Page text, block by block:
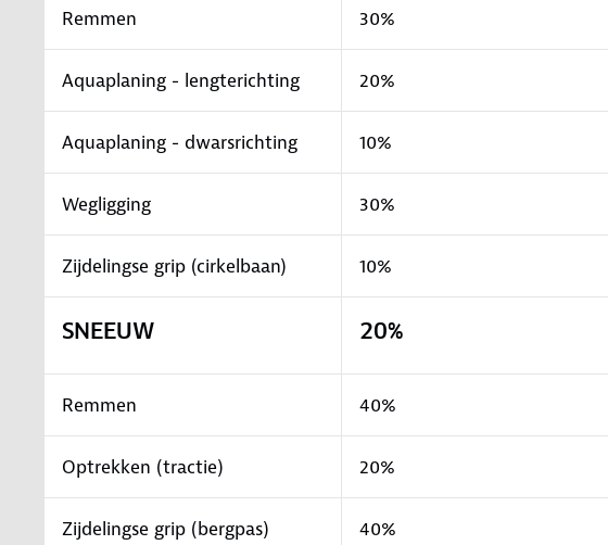
Remmen 30%
Aquaplaning - lengterichting 20%
Aquaplaning - dwarsrichting 10%
Wegligging 30%
Zijdelingse grip (cirkelbaan) 10%
SNEEUW 20%
Remmen 40%
Optrekken (tractie) 20%
Zijdelingse grip (bergpas) 40%